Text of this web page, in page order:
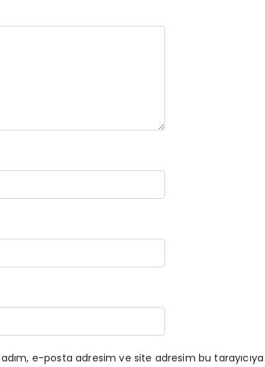
e-posta adresim ve site adresim bu tarayıcıya